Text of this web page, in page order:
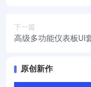
下一篇
高级多功能仪表板UI
原创新作